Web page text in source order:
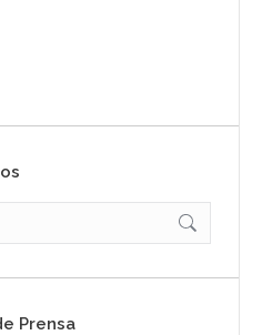
Prensa